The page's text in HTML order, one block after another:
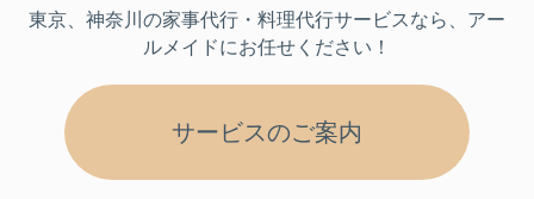
東京、神奈川 の家事代行・料理代行サービスなら、アー
ルメイドにお任せください！
サービスのご案内